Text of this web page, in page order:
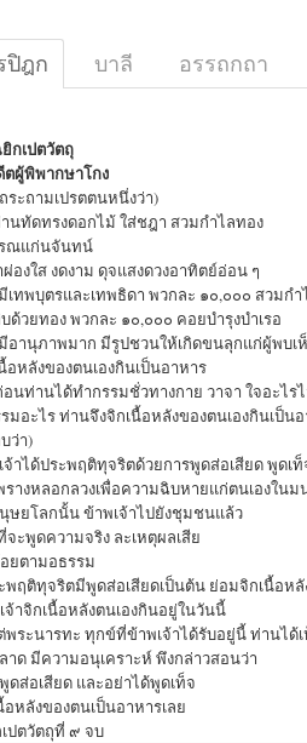
ปิฎก บาลี อรรถกถา
กเปตวัตถุ
ตผู้พิพากษาโกง
ระถามเปรตตนหนึ่งว่า)
ทัดทรงดอกไม้ ใส่ชฎา สวมกำไลทอง
ณแก่นจันทน์
องใส งดงาม ดุจแสงดวงอาทิตย์อ่อน ๆ
ทพบุตรและเทพธิดา พวกละ ๑๐,๐๐๐ สวมกำ
ด้วยทอง พวกละ ๑๐,๐๐๐ คอยบำรุงบำเรอ
อานุภาพมาก มีรูปชวนให้เกิดขนลุกแก่ผู้พบเ
อหลังของตนเองกินเป็นอาหาร
นท่านได้ทำกรรมชั่วทางกาย วาจา ใจอะไร
มอะไร ท่านจึงจิกเนื้อหลังของตนเองกินเป็น
ว่า)
าได้ประพฤติทุจริตด้วยการพูดส่อเสียด พูดเ
รางหลอกลวงเพื่อความฉิบหายแก่ตนเองใน
ษยโลกนั้น ข้าพเจ้าไปยังชุมชนแล้ว
จะพูดความจริง ละเหตุผลเสีย
ยตามอธรรม
ฤติทุจริตมีพูดส่อเสียดเป็นต้น ย่อมจิกเนื้อหลั
จ้าจิกเนื้อหลังตนเองกินอยู่ในวันนี้
ระนารทะ ทุกข์ที่ข้าพเจ้าได้รับอยู่นี้ ท่านได้เ
าด มีความอนุเคราะห์ พึงกล่าวสอนว่า
ดส่อเสียด และอย่าได้พูดเท็จ
หลังของตนเป็นอาหารเลย
ปตวัตถุที่ ๙ จบ